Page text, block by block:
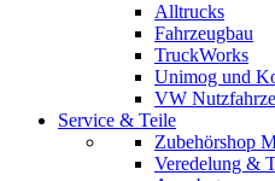
Alltrucks
Fahrzeugbau
TruckWorks
Unimog und
VW
Service & Teile
Zubehörshop
Veredelung &